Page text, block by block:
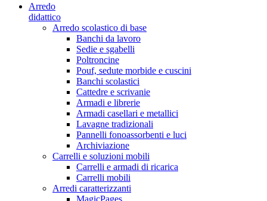
Arredo
didattico
Arredo scolastico di base
Banchi da lavoro
Sedie e sgabelli
Poltroncine
Pouf, sedute morbide e cuscini
Banchi scolastici
Cattedre e scrivanie
Armadi e librerie
Armadi casellari e metallici
Lavagne tradizionali
Pannelli fonoassorbenti e luci
Archiviazione
Carrelli e soluzioni mobili
Carrelli e armadi di ricarica
Carrelli mobili
Arredi caratterizzanti
MagicPages